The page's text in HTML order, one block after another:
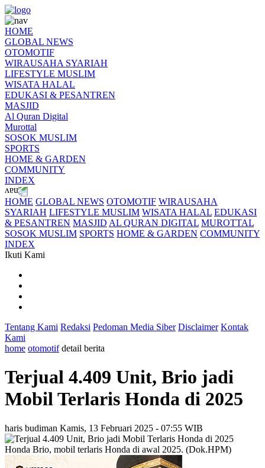
HOME
GLOBAL NEWS
OTOMOTIF
WIRAUSAHA SYARIAH
LIFESTYLE MUSLIM
WISATA HALAL
EDUKASI & PESANTREN
MASJID
Al Quran Digital
Murottal
SOSOK MUSLIM
SPORTS
HOME & GARDEN
COMMUNITY
INDEX
HOME GLOBAL NEWS OTOMOTIF WIRAUSAHA
SYARIAH LIFESTYLE MUSLIM WISATA HALAL EDUKASI
& PESANTREN MASJID AL QURAN DIGITAL MUROTTAL
SOSOK MUSLIM SPORTS HOME & GARDEN COMMUNITY
INDEX
Ikuti Kami
Tentang Kami Redaksi Pedoman Media Siber Disclaimer Kontak
Kami
home otomotif detail berita
Terjual 4.409 Unit, Brio jadi
Mobil Terlaris Honda di 2025
haris budiman Kamis, 13 Februari 2025 - 07:55 WIB
Honda Brio, mobil terlaris Honda di awal 2025. (Dok.HPM)